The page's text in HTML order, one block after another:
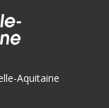
Aquitaine